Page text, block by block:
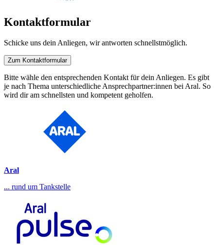
Kontaktformular
Schicke uns dein Anliegen, wir antworten schnellstmöglich.
Zum Kontaktformular
Bitte wähle den entsprechenden Kontakt für dein Anliegen. Es gibt
je nach Thema unterschiedliche Ansprechpartner:innen bei Aral. So
wird dir am schnellsten und kompetent geholfen.
Aral
... rund um Tankstelle